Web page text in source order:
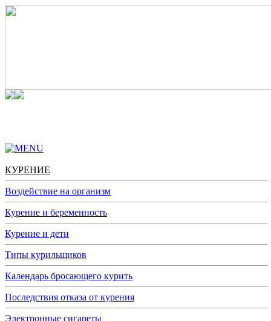
КУРЕНИЕ
Воздействие на организм
Курение и беременность
Курение и дети
Типы курильщиков
Календарь бросающего курить
Последствия отказа от курения
Электронные сигареты